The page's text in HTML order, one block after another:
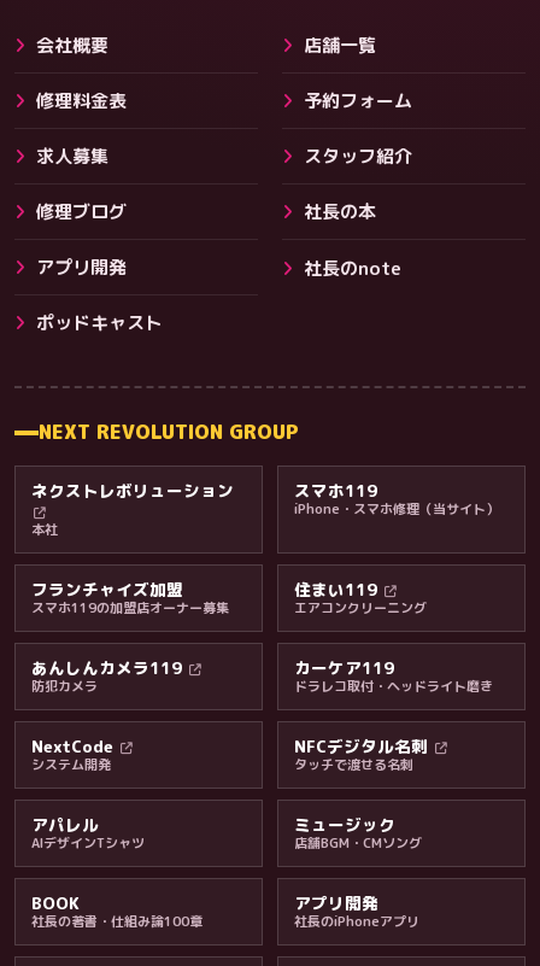
その他サービス
料金・保証・ご案内
会社概要 店舗一覧
修理料金表 予約フォーム
求人募集 スタッフ紹介
修理ブログ 社長の本
アプリ開発 社長のnote
ポッドキャスト
NEXT REVOLUTION GROUP
ネクストレボリューション
本社
スマホ119
iPhone・スマホ修理（当サイト）
フランチャイズ加盟
スマホ119の加盟店オーナー募集
住まい119
エアコンクリーニング
あんしんカメラ119
防犯カメラ
カーケア119
ドラレコ取付・ヘッドライト磨き
NextCode
システム開発
NFCデジタル名刺
タッチで渡せる名刺
アパレル
AIデザインTシャツ
ミュージック
店舗BGM・CMソング
BOOK
社長の著書・仕組み論100章
アプリ開発
社長のiPhoneアプリ